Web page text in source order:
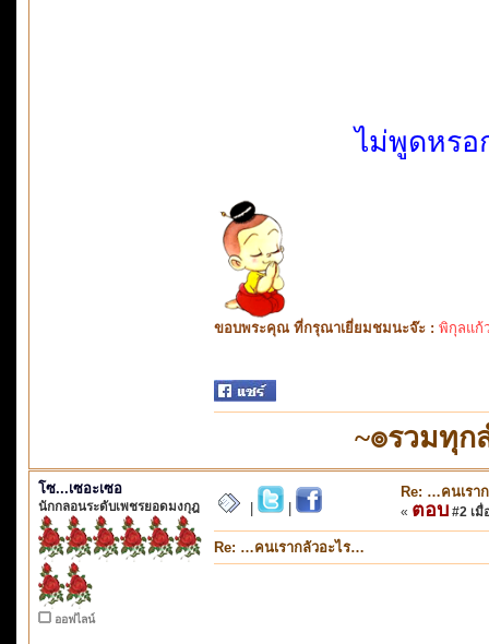
ไม่พูดหรอ
ขอบพระคุณ ที่กรุณาเยี่ยมชมนะจ๊ะ : พิกุลแก้
~๏รวมทุ
โซ...เซอะเซอ
นักกลอนระดับเพชรยอดมงกุฎ
ออฟไลน์
Re: …คนเรา
« ตอบ #2 เมื่
Re: …คนเรากลัวอะไร…